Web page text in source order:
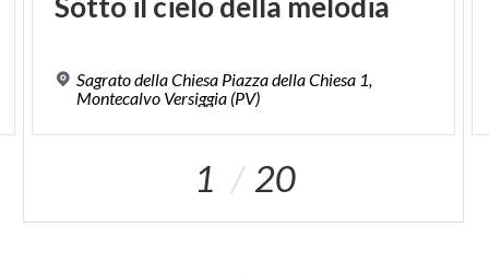
Sagrato della Chiesa Piazza della Chiesa 1,
Montecalvo Versiggia (PV)
1 20